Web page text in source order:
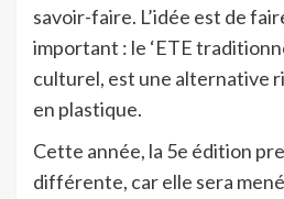
savoir-faire. L’idée est de
important : le ‘ETE
culturel, est une alternative
en plastique.
Cette année, la 5e édition
différente, car elle sera